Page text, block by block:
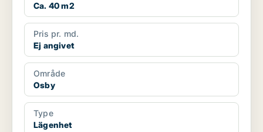
Ca. 40 m2
Pris pr. md.
Ej angivet
Område
Osby
Type
Lägenhet